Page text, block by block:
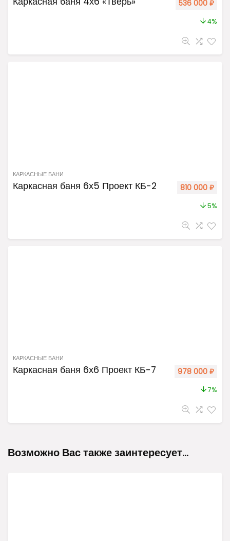
536 000 ₽
4%
КАРКАСНЫЕ БАНИ
Каркасная баня 6х5 Проект КБ-2 810 000 ₽
5%
КАРКАСНЫЕ БАНИ
Каркасная баня 6х6 Проект КБ-7 978 000 ₽
7%
Возможно Вас также заинтересует…